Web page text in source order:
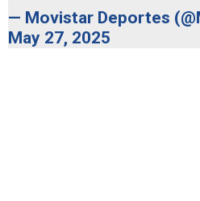
— Movistar Deportes
May 27, 2025